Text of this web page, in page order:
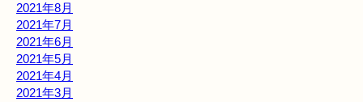
2021年8月
2021年7月
2021年6月
2021年5月
2021年4月
2021年3月